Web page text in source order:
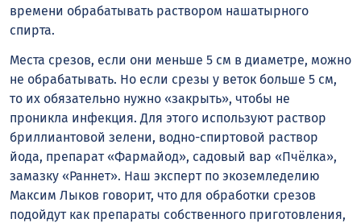
времени обрабатывать раствором нашатырного
спирта.
Места срезов, если они меньше 5 см в диаметре, можно
не обрабатывать. Но если срезы у веток больше 5 см,
то их обязательно нужно «закрыть», чтобы не
проникла инфекция. Для этого используют раствор
бриллиантовой зелени, водно-спиртовой раствор
йода, препарат «Фармайод», садовый вар «Пчёлка»,
замазку «Раннет». Наш эксперт по экоземледелию
Максим Лыков говорит, что для обработки срезов
подойдут как препараты собственного приготовления,